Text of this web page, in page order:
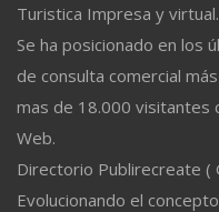
Turistica Impresa y virtual.
Se ha posicionado en los
de consulta comercial
mas de 18.000 visitantes
Web.
Directorio Publirecreate (
Evolucionando el